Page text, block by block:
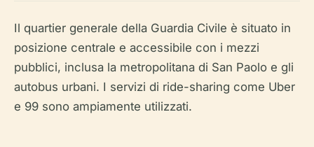
Il quartier generale della Guardia Civile è situato in
posizione centrale e accessibile con i mezzi
pubblici, inclusa la metropolitana di San Paolo e gli
autobus urbani. I servizi di ride-sharing come Uber
e 99 sono ampiamente utilizzati.